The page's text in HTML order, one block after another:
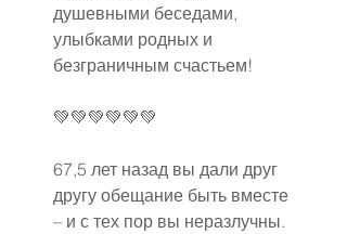
душевными беседами,
улыбками родных и
безграничным счастьем!
💚💚💚💚💚💚
67,5 лет назад вы дали друг
другу обещание быть вместе
– и с тех пор вы неразлучны.